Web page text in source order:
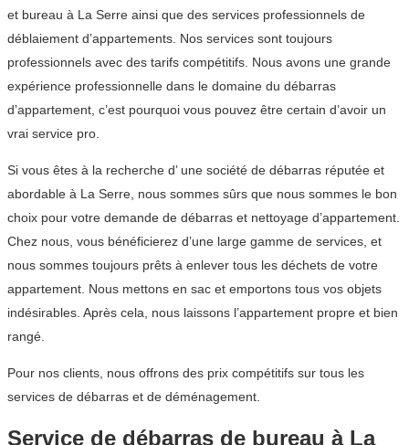
et bureau à La Serre ainsi que des services professionnels de
déblaiement d’appartements. Nos services sont toujours
professionnels avec des tarifs compétitifs. Nous avons une grande
expérience professionnelle dans le domaine du débarras
d’appartement, c’est pourquoi vous pouvez être certain d’avoir un
vrai service pro.
Si vous êtes à la recherche d’ une société de débarras réputée et
abordable à La Serre, nous sommes sûrs que nous sommes le bon
choix pour votre demande de débarras et nettoyage d’appartement.
Chez nous, vous bénéficierez d’une large gamme de services, et
nous sommes toujours prêts à enlever tous les déchets de votre
appartement. Nous mettons en sac et emportons tous vos objets
indésirables. Après cela, nous laissons l’appartement propre et bien
rangé.
Pour nos clients, nous offrons des prix compétitifs sur tous les
services de débarras et de déménagement.
Service de débarras de bureau à La